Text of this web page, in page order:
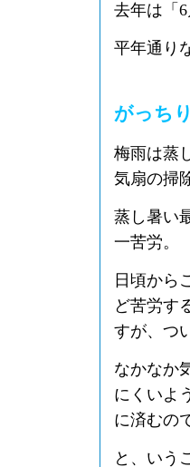
去年は「6
平年通り
がっち
梅雨は蒸
気扇の掃
蒸し暑い
一苦労。
日頃から
ど苦労す
すが、つ
なかなか
にくいよ
に済むの
と、いう